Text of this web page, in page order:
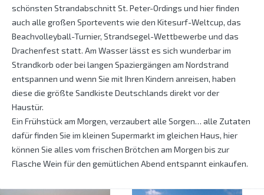
schönsten Strandabschnitt St. Peter-Ordings und hier finden
auch alle großen Sportevents wie den Kitesurf-Weltcup, das
Beachvolleyball-Turnier, Strandsegel-Wettbewerbe und das
Drachenfest statt. Am Wasser lässt es sich wunderbar im
Strandkorb oder bei langen Spaziergängen am Nordstrand
entspannen und wenn Sie mit Ihren Kindern anreisen, haben
diese die größte Sandkiste Deutschlands direkt vor der
Haustür.
Ein Frühstück am Morgen, verzaubert alle Sorgen… alle Zutaten
dafür finden Sie im kleinen Supermarkt im gleichen Haus, hier
können Sie alles vom frischen Brötchen am Morgen bis zur
Flasche Wein für den gemütlichen Abend entspannt einkaufen.